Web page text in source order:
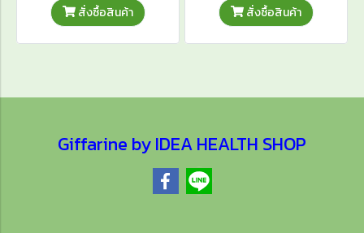
ได้บ่อยครั้งตามต้องการ
สั่งซื้อสินค้า สั่งซื้อสินค้า
Giffarine by IDEA HEALTH SHOP